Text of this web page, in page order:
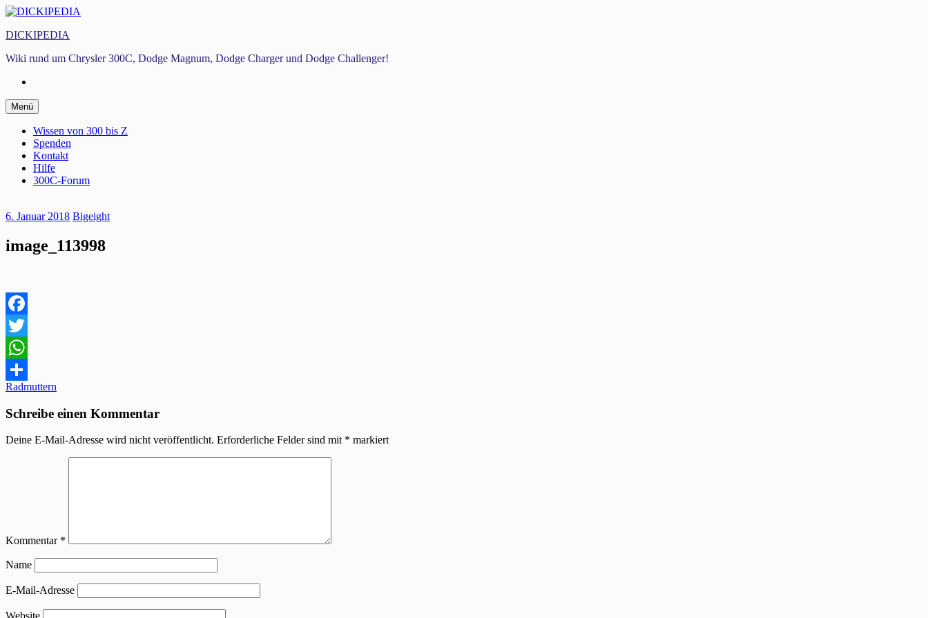
Zum
springen
DICKIPEDIA
Wiki rund um Chrysler 300C, Dodge Magnum, Dodge Charger und Dodge Challenger!
Menü Zum
Inhalt
springen
Wissen von 300 bis Z
Spenden
Kontakt
Hilfe
300C-Forum
6. Januar 2018 Bigeight
image_113998
Facebook
Twitter
WhatsApp
Teilen
Beitragsnavigation
Radmuttern
Schreibe einen Kommentar
Deine E-Mail-Adresse wird nicht veröffentlicht. Erforderliche Felder sind mit * markiert
Kommentar *
Name
E-Mail-Adresse